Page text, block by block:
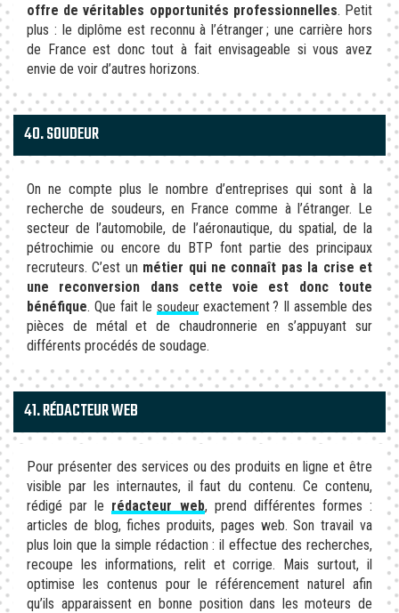
offre de véritables opportunités professionnelles. Petit
plus : le diplôme est reconnu à l’étranger ; une carrière hors
de France est donc tout à fait envisageable si vous avez
envie de voir d’autres horizons.
40. SOUDEUR
On ne compte plus le nombre d’entreprises qui sont à la
recherche de soudeurs, en France comme à l’étranger. Le
secteur de l’automobile, de l’aéronautique, du spatial, de la
pétrochimie ou encore du BTP font partie des principaux
recruteurs. C’est un métier qui ne connaît pas la crise et
une reconversion dans cette voie est donc toute
bénéfique. Que fait le soudeur exactement ? Il assemble des
pièces de métal et de chaudronnerie en s’appuyant sur
différents procédés de soudage.
41. RÉDACTEUR WEB
Pour présenter des services ou des produits en ligne et être
visible par les internautes, il faut du contenu. Ce contenu,
rédigé par le rédacteur web, prend différentes formes :
articles de blog, fiches produits, pages web. Son travail va
plus loin que la simple rédaction : il effectue des recherches,
recoupe les informations, relit et corrige. Mais surtout, il
optimise les contenus pour le référencement naturel afin
qu’ils apparaissent en bonne position dans les moteurs de